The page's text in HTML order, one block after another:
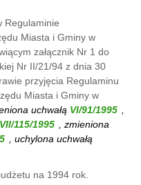
Regulaminie
Miasta i Gminy w
załącznik Nr 1 do
Nr II/21/94 z dnia 30
przyjęcia Regulaminu
Miasta i Gminy w
uchwałą
, zmieniona
, uchylona uchwałą
na 1994 rok.